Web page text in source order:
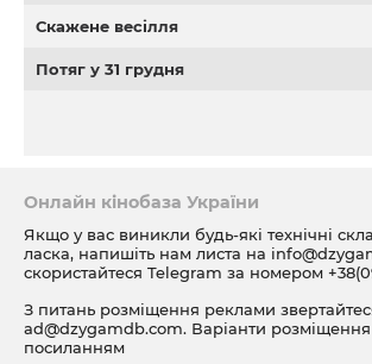
Скажене весілля
Потяг у 31 грудня
Онлайн кінобаза України
Якщо у вас виникли будь-які технічні
ласка, напишіть нам листа на
скористайтеся Telegram за номером
З питань розміщення реклами
ad@dzygamdb.com. Варіанти розміщення
посиланням